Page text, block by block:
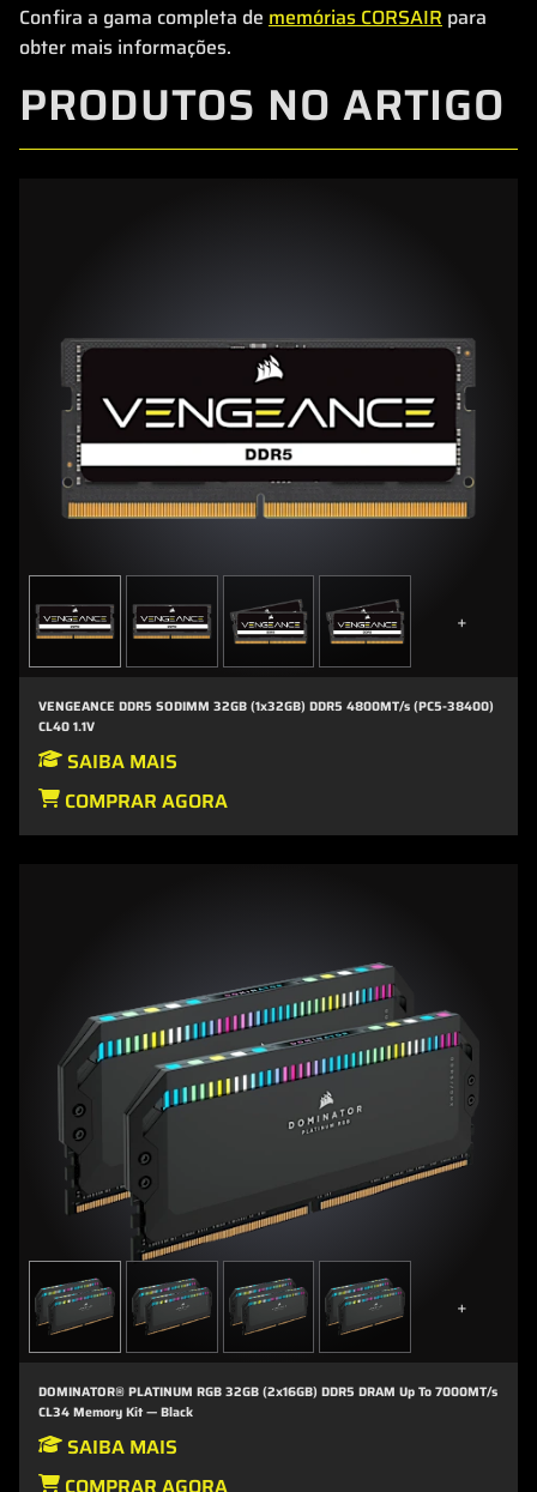
Confira a gama completa de memórias CORSAIR para
obter mais informações.
PRODUTOS NO ARTIGO
+
VENGEANCE DDR5 SODIMM 32GB (1x32GB) DDR5 4800MT/s (PC5-38400)
CL40 1.1V
SAIBA MAIS
COMPRAR AGORA
+
DOMINATOR® PLATINUM RGB 32GB (2x16GB) DDR5 DRAM Up To 7000MT/s
CL34 Memory Kit — Black
SAIBA MAIS